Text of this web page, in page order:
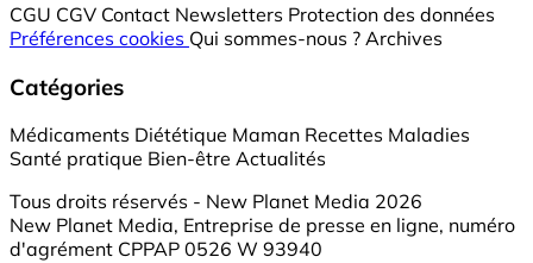
CGU CGV Contact Newsletters Protection des données
Préférences cookies Qui sommes-nous ? Archives
Catégories
Médicaments Diététique Maman Recettes Maladies
Santé pratique Bien-être Actualités
Tous droits réservés - New Planet Media 2026
New Planet Media, Entreprise de presse en ligne, numéro
d'agrément CPPAP 0526 W 93940